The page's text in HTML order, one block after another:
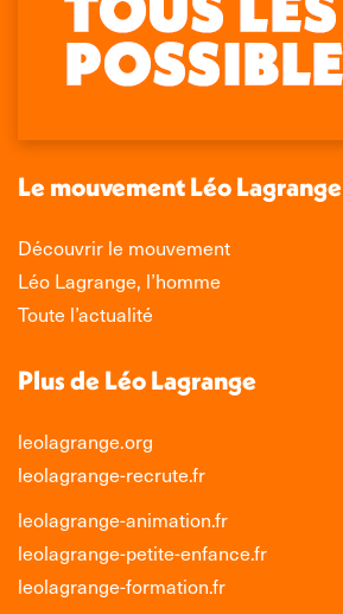
Facebook
s'ouvre
une
fenêtre
page
X
s'ouvre
une
fenêtre
page
LinkedIn
s'ouvre
une
fenêtre
page
Instagram
s'ouvre
une
nouvelle
fenêtre
Le mouvement Léo Lagrange
Découvrir le mouvement
Léo Lagrange, l’homme
Toute l’actualité
Plus de Léo Lagrange
leolagrange.org
leolagrange-recrute.fr
leolagrange-animation.fr
leolagrange-petite-enfance.fr
leolagrange-formation.fr